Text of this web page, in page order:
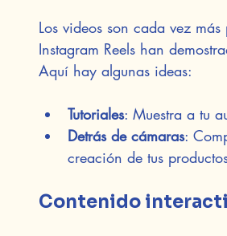
Los videos son cada vez
Instagram Reels han
Aquí hay algunas ideas:
Tutoriales: Muestra a tu
Detrás de cámaras:
creación de tus
Contenido